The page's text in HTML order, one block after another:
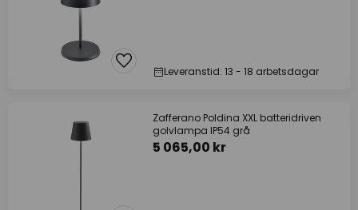
Leveranstid: 13 - 18 arbetsdagar
Zafferano Poldina XXL batteridriven
golvlampa IP54 grå
5 065,00 kr